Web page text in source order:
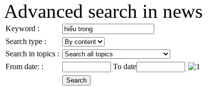
Advanced search in news
Keyword :
Search type :
Search in topics :
From date: :
To date